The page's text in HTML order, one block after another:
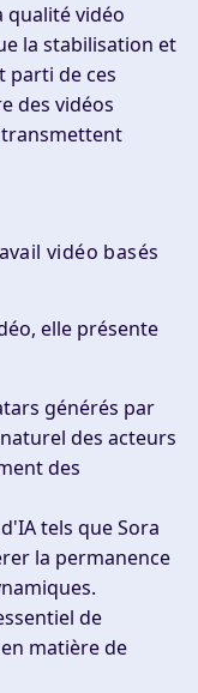
qualité vidéo
la stabilisation et
parti de ces
des vidéos
vidéo basés
elle présente
générés par
des acteurs
des
tels que Sora
la permanence
de
matière de